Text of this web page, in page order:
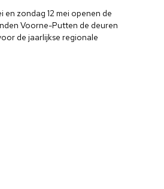
en zondag 12 mei openen de
Voorne-Putten de deuren
de jaarlijkse regionale